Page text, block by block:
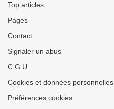
Top articles
Pages
Contact
Signaler un abus
C.G.U.
Cookies et données personnelles
Préférences cookies